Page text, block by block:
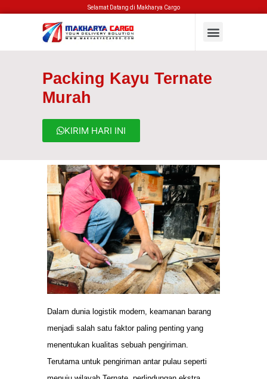
Selamat Datang di Makharya Cargo
Packing Kayu Ternate
Murah
KIRIM HARI INI
Dalam dunia logistik modern, keamanan barang
menjadi salah satu faktor paling penting yang
menentukan kualitas sebuah pengiriman.
Terutama untuk pengiriman antar pulau seperti